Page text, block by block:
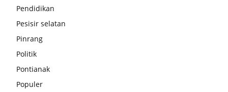
Pendidikan
Pesisir selatan
Pinrang
Politik
Pontianak
Populer